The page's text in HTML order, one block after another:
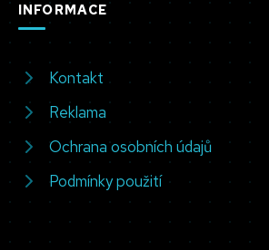
INFORMACE
Kontakt
Reklama
Ochrana osobních údajů
Podmínky použití